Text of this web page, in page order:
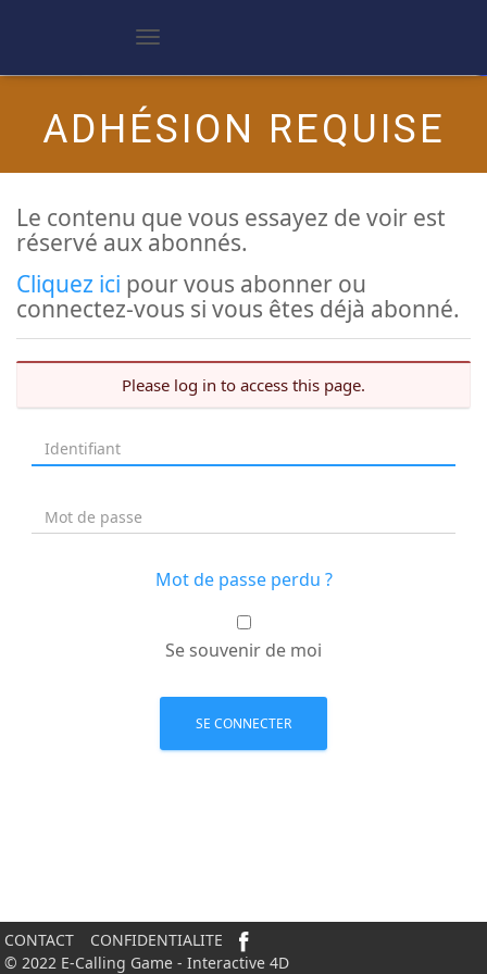
é
l
i
e
n
a
v
g
a
o
n
ADHÉSION REQUISE
Le contenu que vous essayez de voir est
réservé aux abonnés.
Cliquez ici pour vous abonner ou
connectez-vous si vous êtes déjà abonné.
Please log in to access this page.
Mot de passe perdu ?
Se souvenir de moi
CONTACT
CONFIDENTIALITE
© 2022 E-Calling Game - Interactive 4D